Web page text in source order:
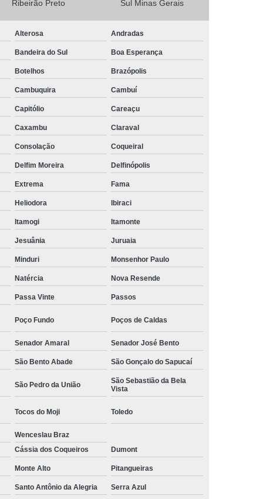
Camisa Social Manga Longa
Camisa Social Manga Longa Preta
Camisa Social Masculina Preta Manga Longa
Camisa a Rigor Social Masculina
Social Branca Masculina
Camisa Social Jeans Masculina
Social Masculina a Rigor
Manga Longa Social Masculina Preço
Social Branca Masculina Preço
Camisa Social Jeans Masculina Preço
Camisa Social Masculina Manga Curta Preço
Camisa Social Masculina Preço
Camisa Social Masculina Slim Preço
Fábrica Camisa Social
Fábrica de Camisa Social
Fábrica de Camisa Social Masculina
Loja de Fábrica Camisa Social
Loja de Moda Masculina Online
Loja Moda Masculina Executivo
Social
Loja Virtual Moda Masculina
Ribeirão Preto Sul Minas Gerais
Alterosa Andradas
Bandeira do Sul Boa Esperança
Botelhos Brazópolis
Cambuquira Cambuí
Capitólio Careaçu
Caxambu Claraval
Consolação Coqueiral
Delfim Moreira Delfinópolis
Extrema Fama
Heliodora Ibiraci
Itamogi Itamonte
Jesuânia Juruaia
Minduri Monsenhor Paulo
Natércia Nova Resende
Passa Vinte Passos
Poço Fundo Poços de Caldas
Senador Amaral Senador José Bento
São Bento Abade São Gonçalo do Sapucaí
São Pedro da União
São Sebastião da Bela
Vista
Tocos do Moji Toledo
Wenceslau Braz
Cássia dos Coqueiros Dumont
Monte Alto Pitangueiras
Santo Antônio da Alegria Serra Azul